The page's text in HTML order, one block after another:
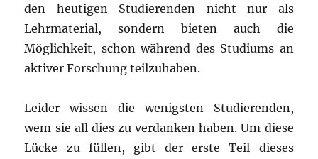
den heutigen Studierenden nicht nur als
Lehrmaterial, sondern bieten auch die
Möglichkeit, schon während des Studiums an
aktiver Forschung teilzuhaben.
Leider wissen die wenigsten Studierenden,
wem sie all dies zu verdanken haben. Um diese
Lücke zu füllen, gibt der erste Teil dieses